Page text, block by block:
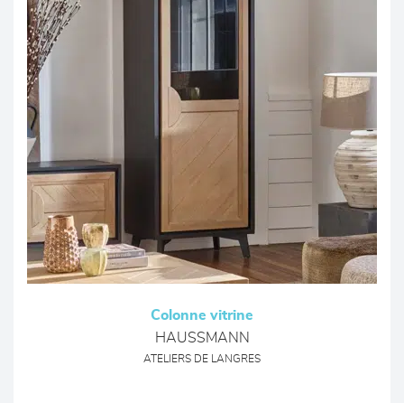
Colonne vitrine
HAUSSMANN
ATELIERS DE LANGRES